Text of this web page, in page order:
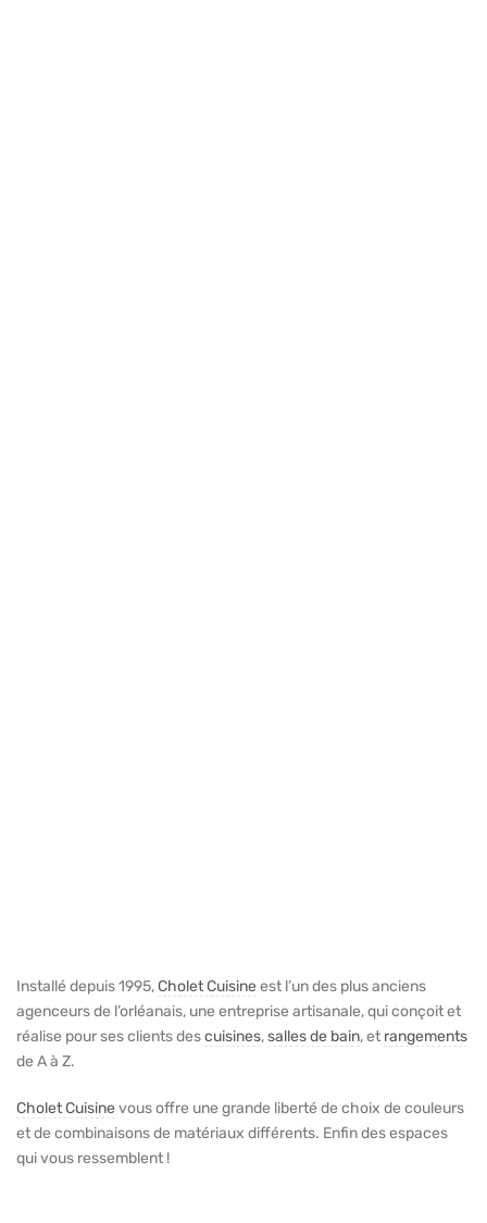
Installé depuis 1995,Cholet Cuisine est l’un des plus anciens
agenceurs de l’orléanais, une entreprise artisanale, qui conçoit et
réalise pour ses clients descuisines,salles de bain, et rangements
de A à Z.
Cholet Cuisine vous offre une grande liberté de choix de couleurs
et de combinaisons de matériaux différents. Enfin des espaces
qui vous ressemblent !